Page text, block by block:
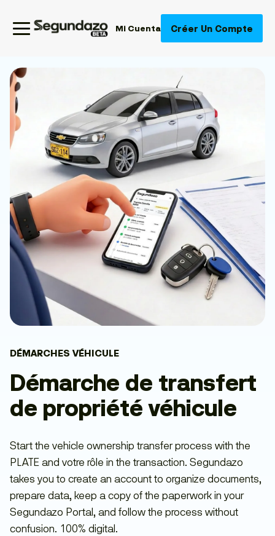
Mi Cuenta Créer Un Compte
DÉMARCHES VÉHICULE
Démarche de transfert
de propriété véhicule
Start the vehicle ownership transfer process with the
PLATE and votre rôle in the transaction. Segundazo
takes you to create an account to organize documents,
prepare data, keep a copy of the paperwork in your
Segundazo Portal, and follow the process without
confusion. 100% digital.